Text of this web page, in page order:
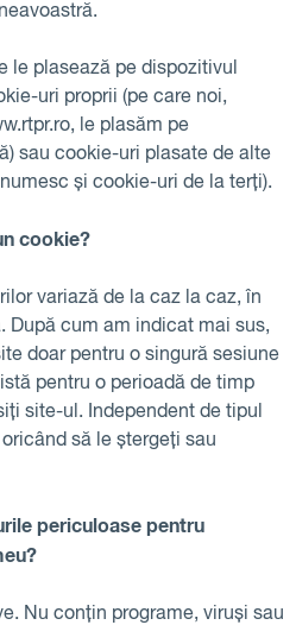
le plasează pe dispozitivul
uri proprii (pe care noi,
le plasăm pe
sau cookie-uri plasate de alte
și cookie-uri de la terți).
cookie?
variază de la caz la caz, în
După cum am indicat mai sus,
doar pentru o singură sesiune
pentru o perioadă de timp
site-ul. Independent de tipul
să le ștergeți sau
periculoase pentru
Nu conțin programe, viruși sau